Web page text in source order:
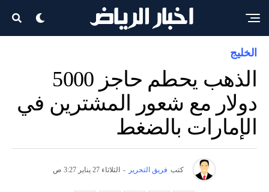
الخليج
الذهب يحطم حاجز 5000
دولار مع شعور المشترين في
الإمارات بالضغط
كتب فريق التحرير - الثلاثاء 27 يناير 3:27 ص